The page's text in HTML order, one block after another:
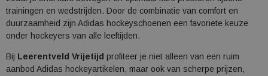
trainingen en wedstrijden. Door de combinatie van comfort en
duurzaamheid zijn Adidas hockeyschoenen een favoriete keuze
onder hockeyers van alle leeftijden.
Bij Leerentveld Vrijetijd profiteer je niet alleen van een ruim
aanbod Adidas hockeyartikelen, maar ook van scherpe prijzen,